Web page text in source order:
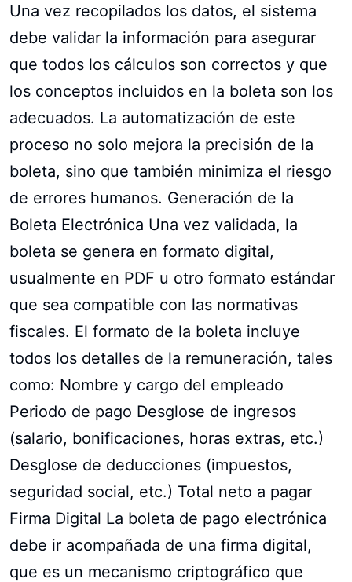
Una vez recopilados los datos, el sistema
debe validar la información para asegurar
que todos los cálculos son correctos y que
los conceptos incluidos en la boleta son los
adecuados. La automatización de este
proceso no solo mejora la precisión de la
boleta, sino que también minimiza el riesgo
de errores humanos. Generación de la
Boleta Electrónica Una vez validada, la
boleta se genera en formato digital,
usualmente en PDF u otro formato estándar
que sea compatible con las normativas
fiscales. El formato de la boleta incluye
todos los detalles de la remuneración, tales
como: Nombre y cargo del empleado
Periodo de pago Desglose de ingresos
(salario, bonificaciones, horas extras, etc.)
Desglose de deducciones (impuestos,
seguridad social, etc.) Total neto a pagar
Firma Digital La boleta de pago electrónica
debe ir acompañada de una firma digital,
que es un mecanismo criptográfico que